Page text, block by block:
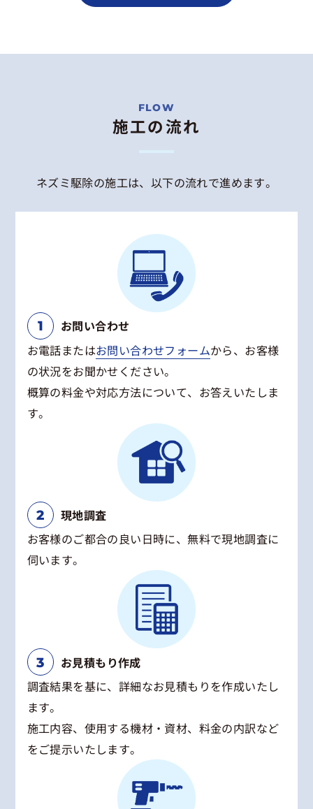
施工の流れ
ネズミ駆除の施工は、以下の流れで進めます。
お問い合わせ
お電話またはお問い合わせフォームから、お客様
の状況をお聞かせください。
概算の料金や対応方法について、お答えいたしま
す。
現地調査
お客様のご都合の良い日時に、無料で現地調査に
伺います。
お見積もり作成
調査結果を基に、詳細なお見積もりを作成いたし
ます。
施工内容、使用する機材・資材、料金の内訳など
をご提示いたします。